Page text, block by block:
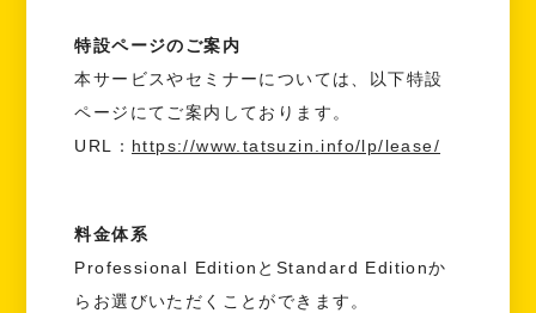
特設ページのご案内
本サービスやセミナーについては、以下特設
ページにてご案内しております。
URL： https://www.tatsuzin.info/lp/lease/
料金体系
Professional EditionとStandard Editionか
らお選びいただくことができます。